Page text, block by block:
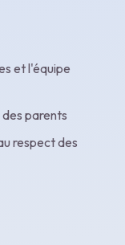
et l'équipe
parents
respect des